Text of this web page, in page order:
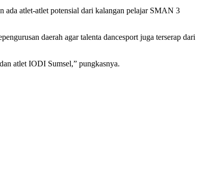
ada atlet-atlet potensial dari kalangan pelajar SMAN 3
daerah agar talenta dancesport juga terserap dari
atlet IODI Sumsel,” pungkasnya.